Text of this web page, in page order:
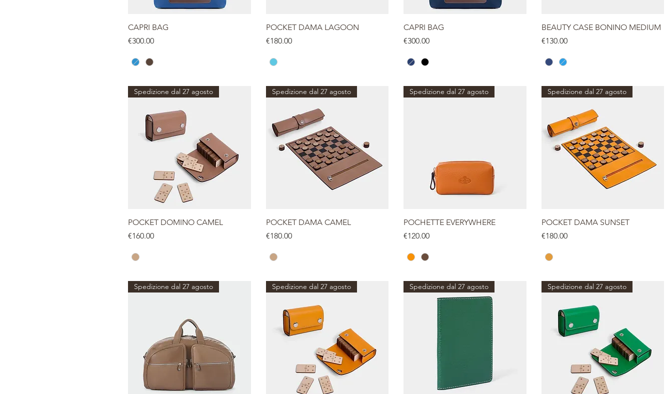
CAPRI BAG
Price
€300.00
POCKET DAMA LAGOON
Price
€180.00
CAPRI BAG
Price
€300.00
BEAUTY CASE BONINO MEDIUM
Price
€130.00
Spedizione dal 27 agosto
POCKET DOMINO CAMEL
Price
€160.00
Spedizione dal 27 agosto
POCKET DAMA CAMEL
Price
€180.00
Spedizione dal 27 agosto
POCHETTE EVERYWHERE
Price
€120.00
Spedizione dal 27 agosto
POCKET DAMA SUNSET
Price
€180.00
Spedizione dal 27 agosto Spedizione dal 27 agosto Spedizione dal 27 agosto Spedizione dal 27 agosto